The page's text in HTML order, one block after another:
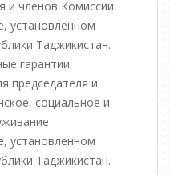
и членов Комиссии
установленном
Таджикистан.
гарантии
председателя и
социальное и
установленном
Таджикистан.